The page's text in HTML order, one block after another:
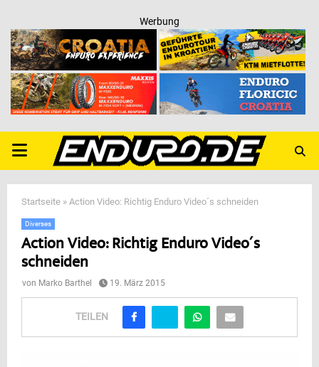
Werbung
PRIMARY
MENU
Startseite » Action Video: Richtig Enduro Video´s schneiden
Diverses
Action Video: Richtig Enduro Video´s
schneiden
von Marko Barthel 19. März 2015
TEILEN